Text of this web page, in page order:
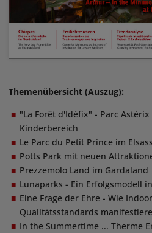
Themenübersicht (Auszug):
"La Forêt d'Idéfix" - Parc
Kinderbereich
Le Parc du Petit Prince im Elsass
Potts Park mit neuen
Prezzemolo Land im Gardaland
Lunaparks - Ein Erfolgsmodell
Eine Frage der Ehre - Wie
Qualitätsstandards
In the Summertime ... Therme